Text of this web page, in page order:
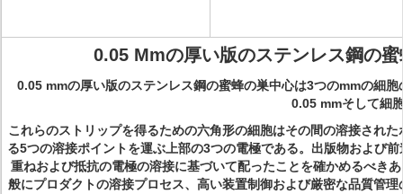
0.05 Mmの厚い版のステンレス鋼の
0.05 mmの厚い版のステンレス鋼の蜜蜂の巣中心は3つのmmの細
0.05 mmそして細
これらのストリップを得るための六角形の細胞はその間の溶接され
る5つの溶接ポイントを運ぶ上部の3つの電極である。出版物および
重ねおよび抵抗の電極の溶接に基づいて配ったことを確かめるべき
般にプロダクトの溶接プロセス、高い装置制御および厳密な品質管